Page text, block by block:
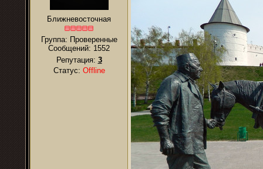
Ближневосточная
Группа: Проверенные
Сообщений: 1552
Репутация: 3
Статус: Offline